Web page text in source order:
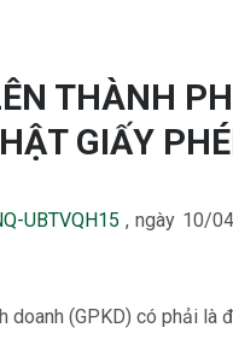
THÀNH
GIẤY
UBTVQH15 , ngày 10/
doanh (GPKD) có phải là